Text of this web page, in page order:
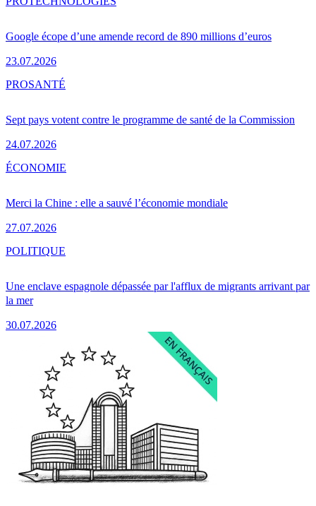
Google écope d’une amende record de 890 millions d’euros
23.07.2026
Sept pays votent contre le programme de santé de la Commission
24.07.2026
PROSANTÉ
Merci la Chine : elle a sauvé l’économie mondiale
27.07.2026
ÉCONOMIE
Une enclave espagnole dépassée par l'afflux de migrants arrivant par
la mer
30.07.2026
POLITIQUE